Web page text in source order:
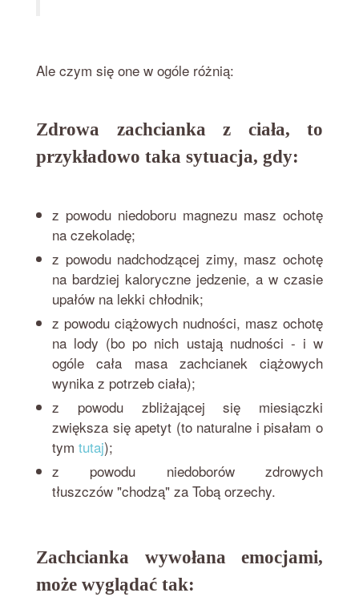
Ale czym się one w ogóle różnią:
Zdrowa zachcianka z ciała, to
przykładowo taka sytuacja, gdy:
z powodu niedoboru magnezu masz ochotę
na czekoladę;
z powodu nadchodzącej zimy, masz ochotę
na bardziej kaloryczne jedzenie, a w czasie
upałów na lekki chłodnik;
z powodu ciążowych nudności, masz ochotę
na lody (bo po nich ustają nudności - i w
ogóle cała masa zachcianek ciążowych
wynika z potrzeb ciała);
z powodu zbliżającej się miesiączki
zwiększa się apetyt (to naturalne i pisałam o
tym tutaj);
z powodu niedoborów zdrowych
tłuszczów "chodzą" za Tobą orzechy.
Zachcianka wywołana emocjami,
może wyglądać tak: